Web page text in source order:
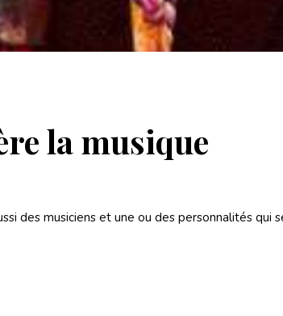
la musique
des musiciens et une ou des personnalités qui